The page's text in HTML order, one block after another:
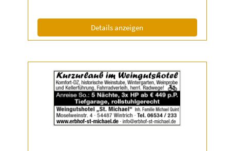
Info:
Details anzeigen
der
Anzeige
2038764
anzeigen
|